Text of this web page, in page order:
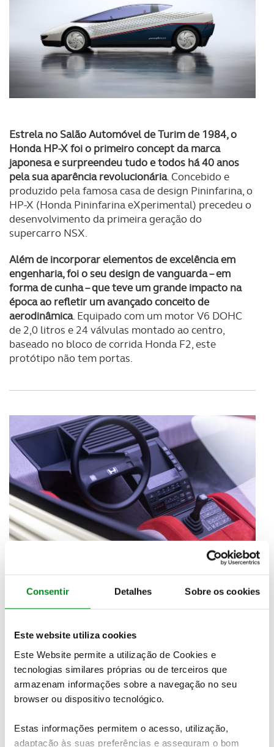
Consentir Detalhes Sobre os cookies
Este website utiliza cookies
Este Website permite a utilização de Cookies e
tecnologias similares próprias ou de terceiros que
armazenam informações sobre a navegação no seu
browser ou dispositivo tecnológico.
Estas informações permitem o acesso, utilização,
adaptação às suas preferências e asseguram o bom
Estrela no Salão Automóvel de Turim de 1984, o
Honda HP-X foi o primeiro concept da marca
japonesa e surpreendeu tudo e todos há 40 anos
pela sua aparência revolucionária. Concebido e
produzido pela famosa casa de design Pininfarina, o
HP-X (Honda Pininfarina eXperimental) precedeu o
desenvolvimento da primeira geração do
supercarro NSX.
Além de incorporar elementos de excelência em
engenharia, foi o seu design de vanguarda – em
forma de cunha – que teve um grande impacto na
época ao refletir um avançado conceito de
aerodinâmica. Equipado com um motor V6 DOHC
de 2,0 litros e 24 válvulas montado ao centro,
baseado no bloco de corrida Honda F2, este
protótipo não tem portas.
Em vez disso, apresenta uma capota de Pespex
amovível de peça única, ao estilo de um avião a jato.
A parte de trás da capota estende-se numa
pneumático controlado pelo condutor.
painéis alveolares, fibra de carbono e Kevlar
contribuíram para reduzir o seu peso e melhorar a
performance.